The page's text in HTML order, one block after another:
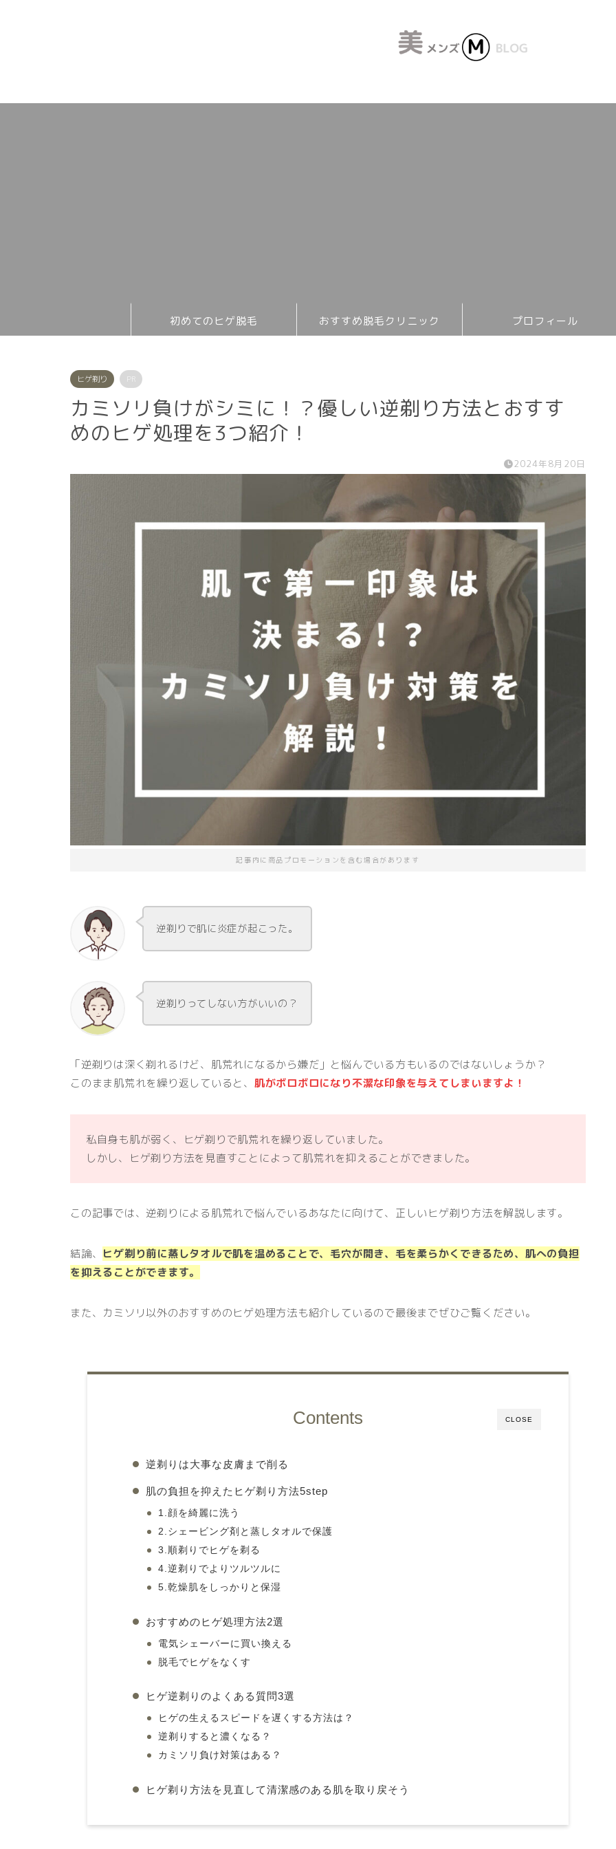
初めてのヒゲ脱毛 おすすめ脱毛クリニック プロフィール
ヒゲ剃り PR
カミソリ負けがシミに！？優しい逆剃り方法とおすす
めのヒゲ処理を3つ紹介！
2024年8月20日
記事内に商品プロモーションを含む場合があります
逆剃りで肌に炎症が起こった。
逆剃りってしない方がいいの？
「逆剃りは深く剃れるけど、肌荒れになるから嫌だ」と悩んでいる方もいるのではないしょうか？
このまま肌荒れを繰り返していると、 肌がボロボロになり不潔な印象を与えてしまいますよ！
私自身も肌が弱く、ヒゲ剃りで肌荒れを繰り返していました。
しかし、ヒゲ剃り方法を見直すことによって肌荒れを抑えることができました。
この記事では、逆剃りによる肌荒れで悩んでいるあなたに向けて、正しいヒゲ剃り方法を解説します。
結論、 ヒゲ剃り前に蒸しタオルで肌を温めることで、毛穴が開き、毛を柔らかくできるため、肌への負担
を抑えることができます。
また、カミソリ以外のおすすめのヒゲ処理方法も紹介しているので最後までぜひご覧ください。
CLOSE
Contents
逆剃りは大事な皮膚まで削る
肌の負担を抑えたヒゲ剃り方法5step
1.顔を綺麗に洗う
2.シェービング剤と蒸しタオルで保護
3.順剃りでヒゲを剃る
4.逆剃りでよりツルツルに
5.乾燥肌をしっかりと保湿
おすすめのヒゲ処理方法2選
電気シェーバーに買い換える
脱毛でヒゲをなくす
ヒゲ逆剃りのよくある質問3選
ヒゲの生えるスピードを遅くする方法は？
逆剃りすると濃くなる？
カミソリ負け対策はある？
ヒゲ剃り方法を見直して清潔感のある肌を取り戻そう